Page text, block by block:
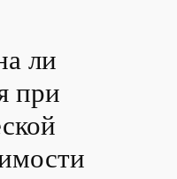
ли
при